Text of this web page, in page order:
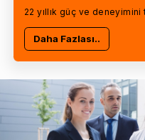
22 yıllık güç ve
Daha Fazlası..